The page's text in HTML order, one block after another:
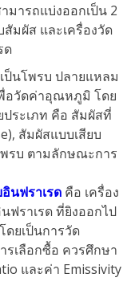
มารถแบ่งออกเป็น 2
มผัส และเครื่องวัด
ด
นโพรบ ปลายแหลม
อวัดค่าอุณหภูมิ โดย
ระเภท คือ สัมผัสที่
สัมผัสแบบเสียบ
พรบ ตามลักษณะการ
นฟราเรด คือ เครื่อง
ราเรด ที่ยิงออกไป
ยเป็นการวัด
เลือกซื้อ ควรศึกษา
และค่า Emissivity